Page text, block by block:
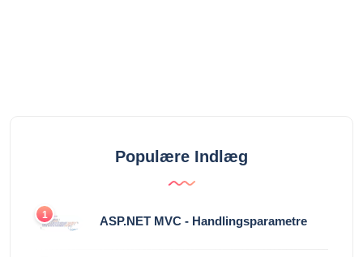
Populære Indlæg
1 ASP.NET MVC - Handlingsparametre